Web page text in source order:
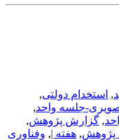
, استخدام دولتی,
جلسه واحد,
, گزارش پژوهش,
پژوهش, هفته |, وفناوری